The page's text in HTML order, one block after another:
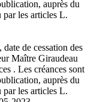
auprès du
les articles L.
de cessation des
Maître Giraudeau
. Les créances sont
auprès du
les articles L.